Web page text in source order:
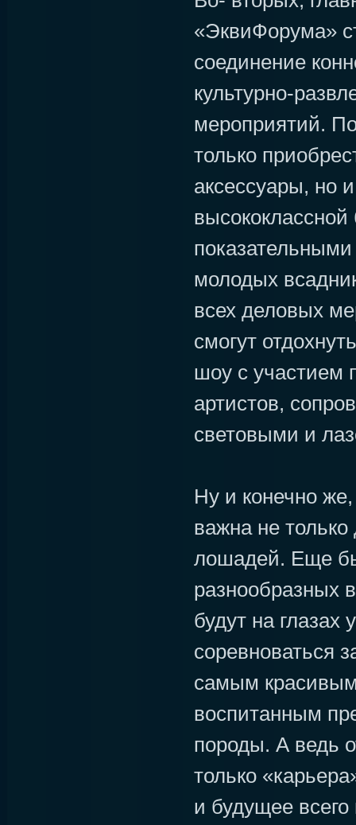
«ЭквиФорума»
соединение
культурно-
мероприятий.
только
аксессуары, но
молодых
всех деловых
смогут
шоу с участием
артистов,
световыми и
Ну и конечно
важна не
лошадей. Еще
разнообразных
будут на глазах
соревноваться
самым
воспитанным
породы. А ведь
только
и будущее всего